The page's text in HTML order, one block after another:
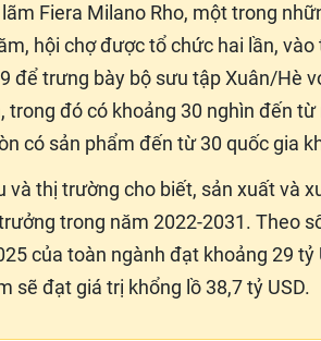
Fiera Milano Rho, một trong
hội chợ được tổ chức hai lần,
để trưng bày bộ sưu tập Xuân/Hè
trong đó có khoảng 30 nghìn đến
có sản phẩm đến từ 30 quốc gia
và thị trường cho biết, sản xuất và
trong năm 2022-2031. Theo
của toàn ngành đạt khoảng 29 tỷ
sẽ đạt giá trị khổng lồ 38,7 tỷ USD.